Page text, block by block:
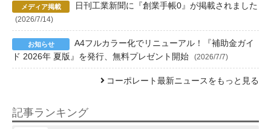
日刊工業新聞に『創業手帳0』が掲載されました
(2026/7/14)
A4フルカラー化でリニューアル！『補助金ガイ
ド 2026年 夏版』を発行、無料プレゼント開始
(2026/7/7)
コーポレート最新ニュースをもっと見る
記事ランキング